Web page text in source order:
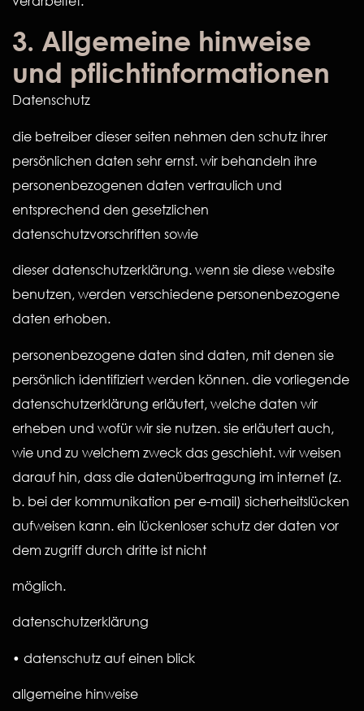
3. Allgemeine hinweise
und pflichtinformationen
Datenschutz
die betreiber dieser seiten nehmen den schutz ihrer
persönlichen daten sehr ernst. wir behandeln ihre
personenbezogenen daten vertraulich und
entsprechend den gesetzlichen
datenschutzvorschriften sowie
dieser datenschutzerklärung. wenn sie diese website
benutzen, werden verschiedene personenbezogene
daten erhoben.
personenbezogene daten sind daten, mit denen sie
persönlich identifiziert werden können. die vorliegende
datenschutzerklärung erläutert, welche daten wir
erheben und wofür wir sie nutzen. sie erläutert auch,
wie und zu welchem zweck das geschieht. wir weisen
darauf hin, dass die datenübertragung im internet (z.
b. bei der kommunikation per e-mail) sicherheitslücken
aufweisen kann. ein lückenloser schutz der daten vor
dem zugriff durch dritte ist nicht
möglich.
datenschutzerklärung
• datenschutz auf einen blick
allgemeine hinweise